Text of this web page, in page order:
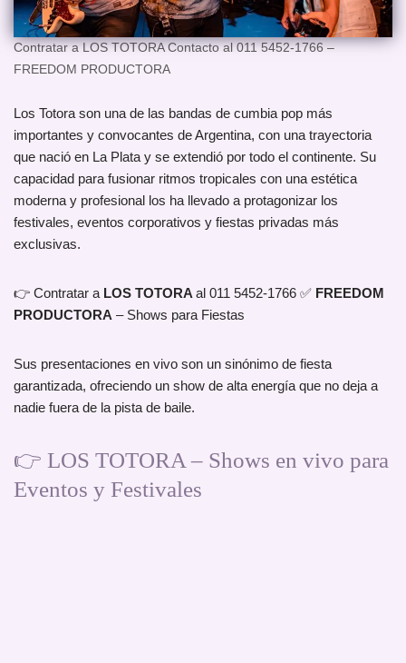
Contratar a LOS TOTORA Contacto al 011 5452-1766 –
FREEDOM PRODUCTORA
Los Totora son una de las bandas de cumbia pop más
importantes y convocantes de Argentina, con una trayectoria
que nació en La Plata y se extendió por todo el continente. Su
capacidad para fusionar ritmos tropicales con una estética
moderna y profesional los ha llevado a protagonizar los
festivales, eventos corporativos y fiestas privadas más
exclusivas.
👉 Contratar a LOS TOTORA al 011 5452-1766 ✅ FREEDOM
PRODUCTORA – Shows para Fiestas
Sus presentaciones en vivo son un sinónimo de fiesta
garantizada, ofreciendo un show de alta energía que no deja a
nadie fuera de la pista de baile.
👉 LOS TOTORA – Shows en vivo para
Eventos y Festivales